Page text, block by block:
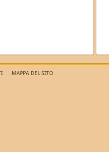
MAPPA DEL SITO